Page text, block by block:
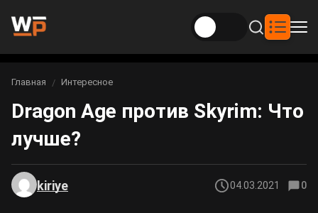
Новости
Новости Genshin Impact
Новости Honkai: Star Rail
Новости Zenless Zone Zero
Игры
Genshin Impact
Honkai: Star Rail
Билды
Билды Genshin Impact
Интересное
Вы здесь:
Главная Интересное
Dragon Age против Skyrim: Что
лучше?
kiriye 04.03.2021 0